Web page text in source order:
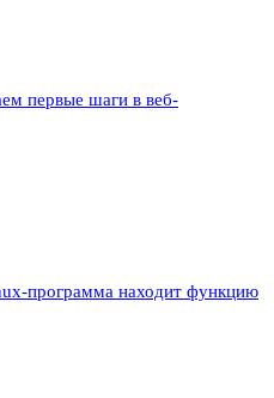
первые шаги в веб-
программа находит функцию